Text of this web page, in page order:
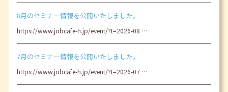
8月のセミナー情報を公開いたしました。
https://www.jobcafe-h.jp/event/?t=2026-08 …
7月のセミナー情報を公開いたしました。
https://www.jobcafe-h.jp/event/?t=2026-07 …